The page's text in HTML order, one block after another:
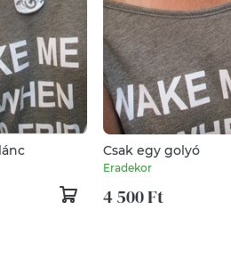
Csak egy golyó
Eradekor
4 500 Ft